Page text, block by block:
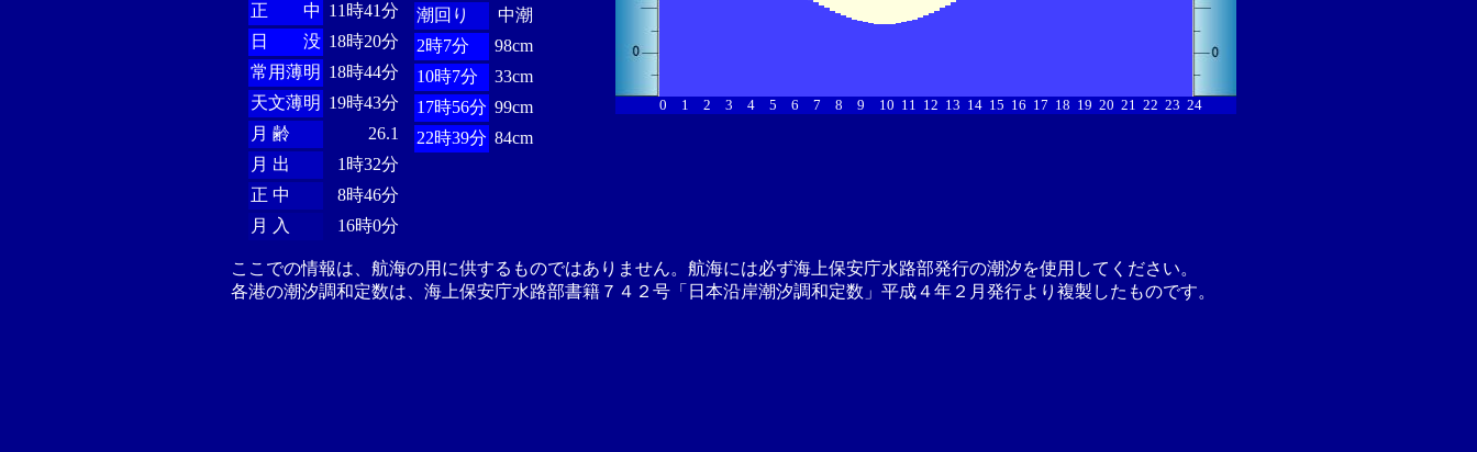
正 中 11時41分
日 没 18時20分
常用薄明 18時44分
天文薄明 19時43分
月 齢
26.1
月 出
1時32分
正 中
8時46分
月 入
16時0分
潮回り
中潮
2時7分
98cm
10時7分
33cm
17時56分 99cm
22時39分 84cm
0 1 2 3 4 5 6 7 8 9 10 11 12 13 14 15 16 17 18 19 20 21 22 23 24
ここでの情報は、航海の用に供するものではありません。航海には必ず海上保安庁水路部発行の潮汐を使用してください。
各港の潮汐調和定数は、海上保安庁水路部書籍７４２号「日本沿岸潮汐調和定数」平成４年２月発行より複製したものです。